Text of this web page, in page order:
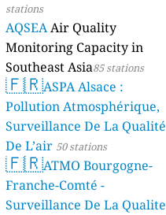
stations
AQSEAAir Quality
Monitoring Capacity in
Southeast Asia85 stations
🇫🇷ASPA Alsace :
Pollution Atmosphérique,
Surveillance De La Qualité
De L’air 50 stations
🇫🇷ATMO Bourgogne-
Franche-Comté -
Surveillance De La Qualite